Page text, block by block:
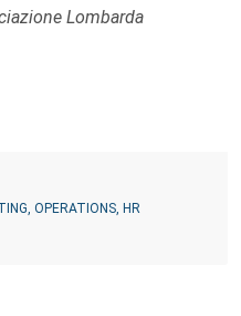
Lombarda
OPERATIONS, HR